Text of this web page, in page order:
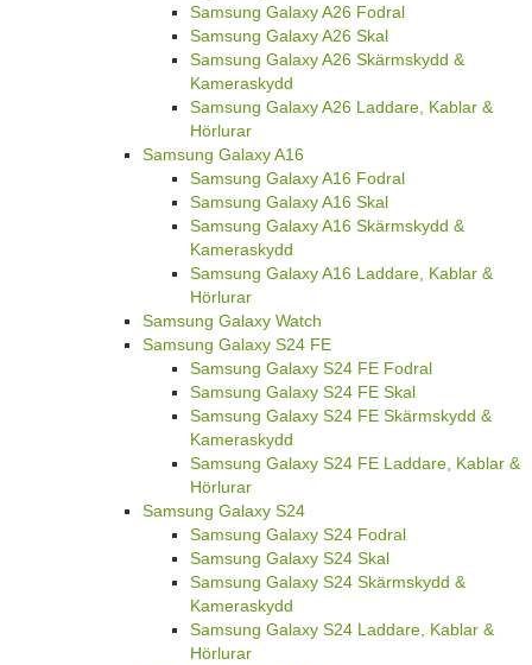
Samsung Galaxy A26 Fodral
Samsung Galaxy A26 Skal
Samsung Galaxy A26 Skärmskydd &
Kameraskydd
Samsung Galaxy A26 Laddare, Kablar &
Hörlurar
Samsung Galaxy A16
Samsung Galaxy A16 Fodral
Samsung Galaxy A16 Skal
Samsung Galaxy A16 Skärmskydd &
Kameraskydd
Samsung Galaxy A16 Laddare, Kablar &
Hörlurar
Samsung Galaxy Watch
Samsung Galaxy S24 FE
Samsung Galaxy S24 FE Fodral
Samsung Galaxy S24 FE Skal
Samsung Galaxy S24 FE Skärmskydd &
Kameraskydd
Samsung Galaxy S24 FE Laddare, Kablar &
Hörlurar
Samsung Galaxy S24
Samsung Galaxy S24 Fodral
Samsung Galaxy S24 Skal
Samsung Galaxy S24 Skärmskydd &
Kameraskydd
Samsung Galaxy S24 Laddare, Kablar &
Hörlurar